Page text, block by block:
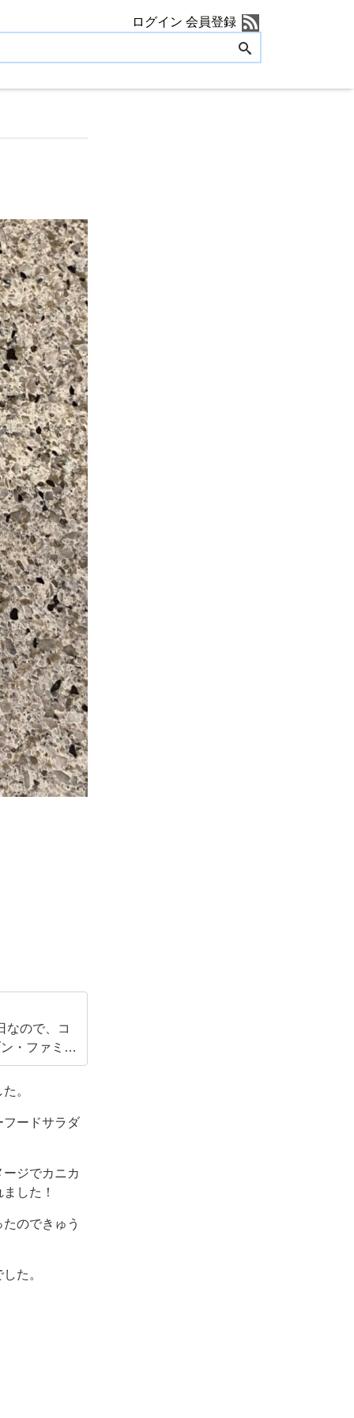
ログイン 会員登録
なので、コ
・ファミリ
ようになり
。
フードサラダ
ジでカニカ
した！
のできゅう
た。